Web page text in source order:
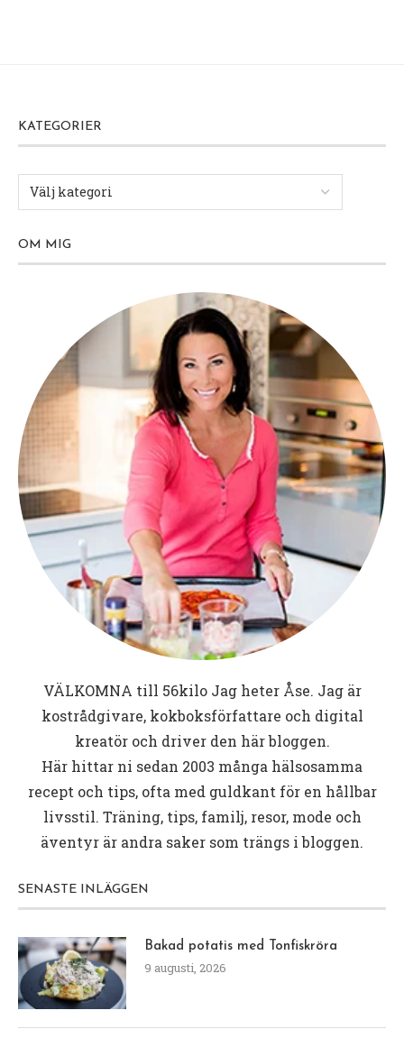
KATEGORIER
OM MIG
VÄLKOMNA till 56kiloJag heter Åse. Jag är
kostrådgivare, kokboksförfattare och digital
kreatör och driver den här bloggen.
Här hittar ni sedan 2003 många hälsosamma
recept och tips, ofta med guldkant för en hållbar
livsstil. Träning, tips, familj, resor, mode och
äventyr är andra saker som trängs i bloggen.
SENASTE INLÄGGEN
Bakad potatis med Tonfiskröra
9 augusti, 2026